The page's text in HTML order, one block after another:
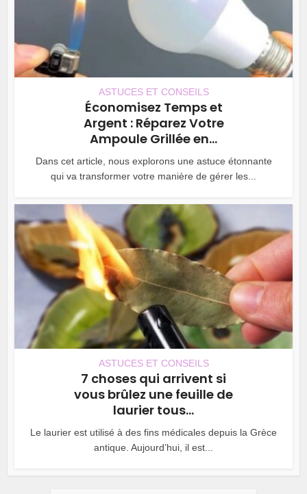
ASTUCES ET CONSEILS
Économisez Temps et
Argent : Réparez Votre
Ampoule Grillée en...
Dans cet article, nous explorons une astuce étonnante
qui va transformer votre manière de gérer les...
ASTUCES ET CONSEILS
7 choses qui arrivent si
vous brûlez une feuille de
laurier tous...
Le laurier est utilisé à des fins médicales depuis la Grèce
antique. Aujourd’hui, il est...